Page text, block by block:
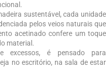
sustentável, cada unidade
pelos veios naturais que
acetinado confere um toque
material.
excessos, é pensado para
no escritório, na sala de estar